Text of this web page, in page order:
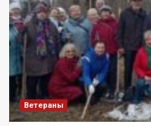
Ветераны